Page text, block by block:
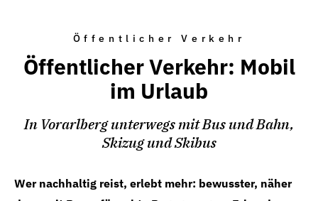
Öffentlicher Verkehr
Öffentlicher Verkehr: Mobil
im Urlaub
In Vorarlberg unterwegs mit Bus und Bahn,
Skizug und Skibus
Wer nachhaltig reist, erlebt mehr: bewusster, näher